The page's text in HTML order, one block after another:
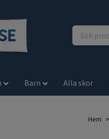
Barn Alla skor
Hem